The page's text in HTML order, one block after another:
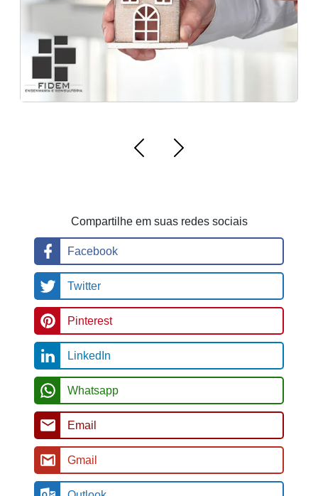
a
Compartilhe em suas redes sociais
Facebook
Twitter
Pinterest
LinkedIn
Whatsapp
Email
Gmail